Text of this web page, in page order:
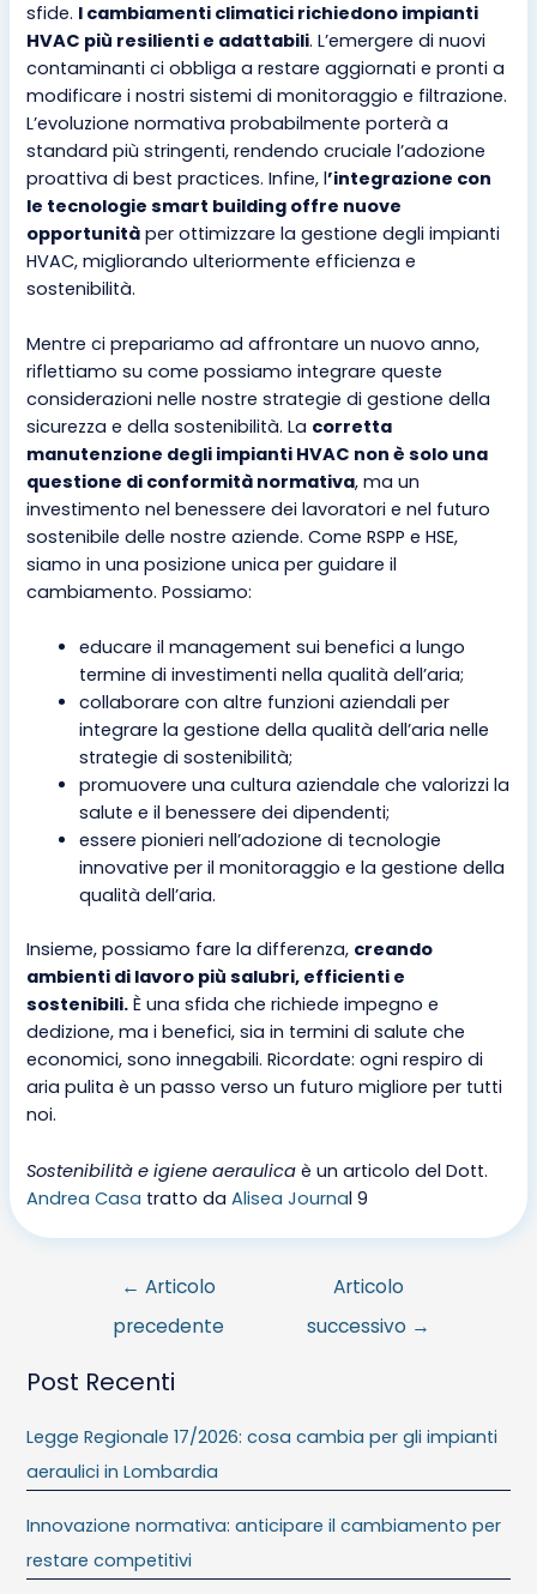
sfide. I cambiamenti climatici richiedono impianti
HVAC più resilienti e adattabili. L’emergere di nuovi
contaminanti ci obbliga a restare aggiornati e pronti a
modificare i nostri sistemi di monitoraggio e filtrazione.
L’evoluzione normativa probabilmente porterà a
standard più stringenti, rendendo cruciale l’adozione
proattiva di best practices. Infine, l’integrazione con
le tecnologie smart building offre nuove
opportunità per ottimizzare la gestione degli impianti
HVAC, migliorando ulteriormente efficienza e
sostenibilità.
Mentre ci prepariamo ad affrontare un nuovo anno,
riflettiamo su come possiamo integrare queste
considerazioni nelle nostre strategie di gestione della
sicurezza e della sostenibilità. La corretta
manutenzione degli impianti HVAC non è solo una
questione di conformità normativa, ma un
investimento nel benessere dei lavoratori e nel futuro
sostenibile delle nostre aziende. Come RSPP e HSE,
siamo in una posizione unica per guidare il
cambiamento. Possiamo:
educare il management sui benefici a lungo
termine di investimenti nella qualità dell’aria;
collaborare con altre funzioni aziendali per
integrare la gestione della qualità dell’aria nelle
strategie di sostenibilità;
promuovere una cultura aziendale che valorizzi la
salute e il benessere dei dipendenti;
essere pionieri nell’adozione di tecnologie
innovative per il monitoraggio e la gestione della
qualità dell’aria.
Insieme, possiamo fare la differenza, creando
ambienti di lavoro più salubri, efficienti e
sostenibili. È una sfida che richiede impegno e
dedizione, ma i benefici, sia in termini di salute che
economici, sono innegabili. Ricordate: ogni respiro di
aria pulita è un passo verso un futuro migliore per tutti
noi.
Sostenibilità e igiene aeraulica è un articolo del Dott.
Andrea Casa tratto daAlisea Journal 9
← Articolo
precedente
Articolo
successivo →
Post Recenti
Legge Regionale 17/2026: cosa cambia per gli impianti
aeraulici in Lombardia
Innovazione normativa: anticipare il cambiamento per
restare competitivi